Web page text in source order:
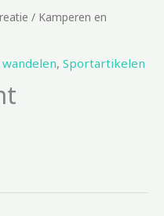
/ Kamperen en
, Sportartikelen